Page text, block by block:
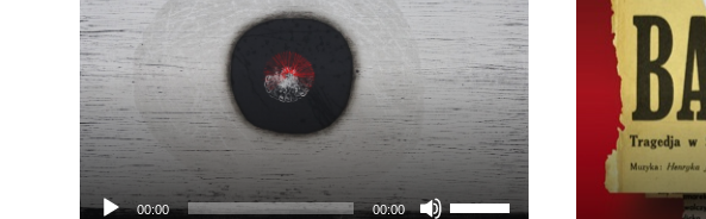
00:00 00:00
Używaj